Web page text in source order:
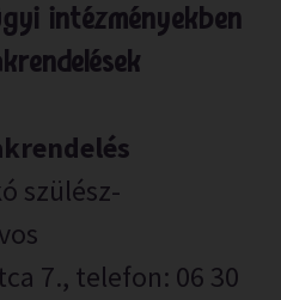
intézményekben
szülész-
7., telefon: 06 30